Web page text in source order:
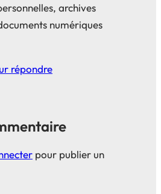
archives
numériques
répondre
pour publier un